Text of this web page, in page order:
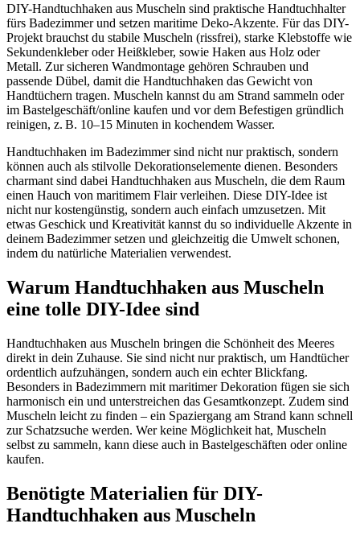
DIY-Handtuchhaken aus Muscheln sind praktische Handtuchhalter
fürs Badezimmer und setzen maritime Deko-Akzente. Für das DIY-
Projekt brauchst du stabile Muscheln (rissfrei), starke Klebstoffe wie
Sekundenkleber oder Heißkleber, sowie Haken aus Holz oder
Metall. Zur sicheren Wandmontage gehören Schrauben und
passende Dübel, damit die Handtuchhaken das Gewicht von
Handtüchern tragen. Muscheln kannst du am Strand sammeln oder
im Bastelgeschäft/online kaufen und vor dem Befestigen gründlich
reinigen, z. B. 10–15 Minuten in kochendem Wasser.
Handtuchhaken im Badezimmer sind nicht nur praktisch, sondern
können auch als stilvolle Dekorationselemente dienen. Besonders
charmant sind dabei Handtuchhaken aus Muscheln, die dem Raum
einen Hauch von maritimem Flair verleihen. Diese DIY-Idee ist
nicht nur kostengünstig, sondern auch einfach umzusetzen. Mit
etwas Geschick und Kreativität kannst du so individuelle Akzente in
deinem Badezimmer setzen und gleichzeitig die Umwelt schonen,
indem du natürliche Materialien verwendest.
Warum Handtuchhaken aus Muscheln
eine tolle DIY-Idee sind
Handtuchhaken aus Muscheln bringen die Schönheit des Meeres
direkt in dein Zuhause. Sie sind nicht nur praktisch, um Handtücher
ordentlich aufzuhängen, sondern auch ein echter Blickfang.
Besonders in Badezimmern mit maritimer Dekoration fügen sie sich
harmonisch ein und unterstreichen das Gesamtkonzept. Zudem sind
Muscheln leicht zu finden – ein Spaziergang am Strand kann schnell
zur Schatzsuche werden. Wer keine Möglichkeit hat, Muscheln
selbst zu sammeln, kann diese auch in Bastelgeschäften oder online
kaufen.
Benötigte Materialien für DIY-
Handtuchhaken aus Muscheln